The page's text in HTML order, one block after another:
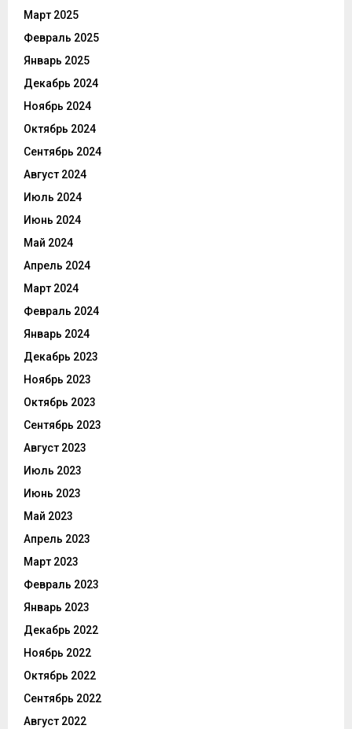
Март 2025
Февраль 2025
Январь 2025
Декабрь 2024
Ноябрь 2024
Октябрь 2024
Сентябрь 2024
Август 2024
Июль 2024
Июнь 2024
Май 2024
Апрель 2024
Март 2024
Февраль 2024
Январь 2024
Декабрь 2023
Ноябрь 2023
Октябрь 2023
Сентябрь 2023
Август 2023
Июль 2023
Июнь 2023
Май 2023
Апрель 2023
Март 2023
Февраль 2023
Январь 2023
Декабрь 2022
Ноябрь 2022
Октябрь 2022
Сентябрь 2022
Август 2022